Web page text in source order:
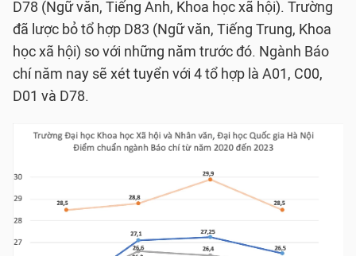
D78 (Ngữ văn, Tiếng Anh, Khoa học xã hội). Trường
đã lược bỏ tổ hợp D83 (Ngữ văn, Tiếng Trung, Khoa
học xã hội) so với những năm trước đó. Ngành Báo
chí năm nay sẽ xét tuyển với 4 tổ hợp là A01, C00,
D01 và D78.